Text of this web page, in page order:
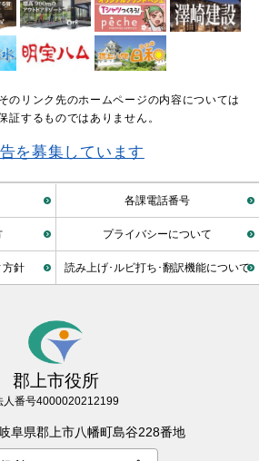
のリンク先のホームページの内容については
証するものではありません。
を募集しています
各課電話番号
プライバシーについて
方針 読み上げ･ルビ打ち･翻訳機能について
郡上市役所
人番号4000020212199
阜県郡上市八幡町島谷228番地